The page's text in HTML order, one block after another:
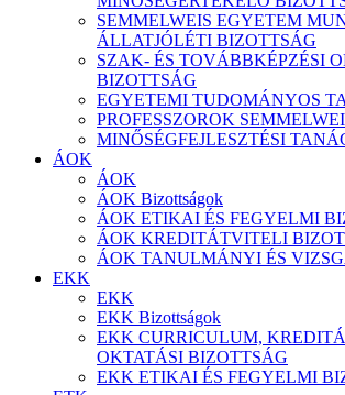
SEMMELWEIS EGYETEM
ÁLLATJÓLÉTI BIZOTTSÁG
SZAK- ÉS TOVÁBBKÉPZÉSI
BIZOTTSÁG
EGYETEMI TUDOMÁNYOS
PROFESSZOROK
MINŐSÉGFEJLESZTÉSI
ÁOK
ÁOK
ÁOK Bizottságok
ÁOK ETIKAI ÉS FEGYELMI
ÁOK KREDITÁTVITELI
ÁOK TANULMÁNYI ÉS
EKK
EKK
EKK Bizottságok
EKK CURRICULUM,
OKTATÁSI BIZOTTSÁG
EKK ETIKAI ÉS FEGYELMI